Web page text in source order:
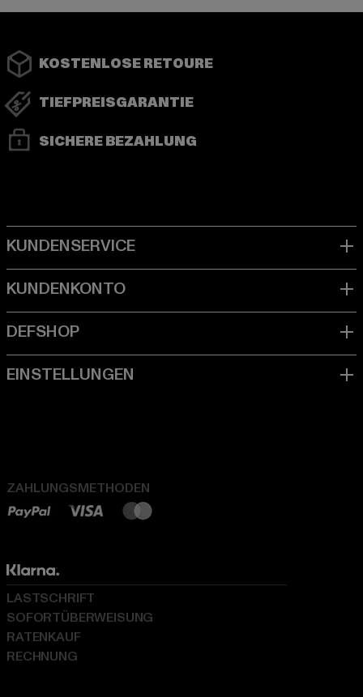
KOSTENLOSE RETOURE
TIEFPREISGARANTIE
SICHERE BEZAHLUNG
ZAHLUNGSMETHODEN
LASTSCHRIFT
SOFORTÜBERWEISUNG
RATENKAUF
RECHNUNG